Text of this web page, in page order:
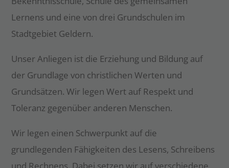
Lernens und eine von drei Grundschulen im
Stadtgebiet Geldern.
Unser Anliegen ist die Erziehung und Bildung auf
der Grundlage von christlichen Werten und
Grundsätzen. Wir legen Wert auf Respekt und
Toleranz gegenüber anderen Menschen.
Wir legen einen Schwerpunkt auf die
grundlegenden Fähigkeiten des Lesens, Schreibens